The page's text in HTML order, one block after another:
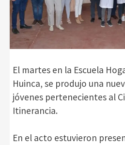
El martes en la Escuela
Huinca, se produjo una
jóvenes pertenecientes al
Itinerancia.
En el acto estuvieron